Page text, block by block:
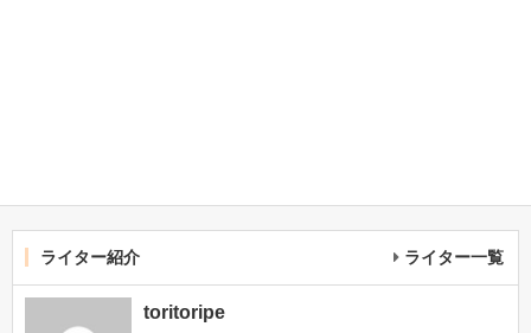
ライター紹介 ライター一覧
toritoripe